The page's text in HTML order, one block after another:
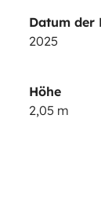
Datum der
2025
Höhe
2,05 m